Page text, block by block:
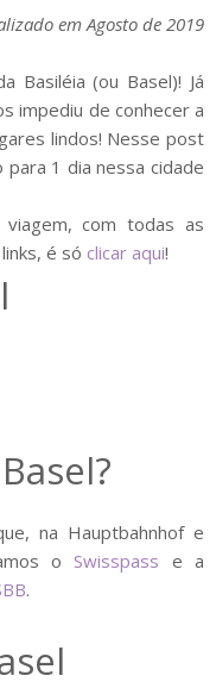
em Agosto de 2019
Basiléia (ou Basel)! Já
impediu de conhecer a
lindos! Nesse post
1 dia nessa cidade
com todas as
é só clicar aqui!
na Hauptbahnhof e
o Swisspass e a
.